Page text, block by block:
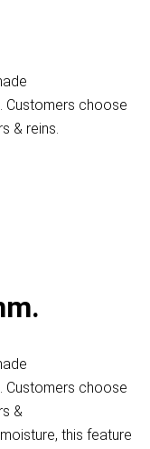
Customers choose
& reins.
Customers choose
&
this feature